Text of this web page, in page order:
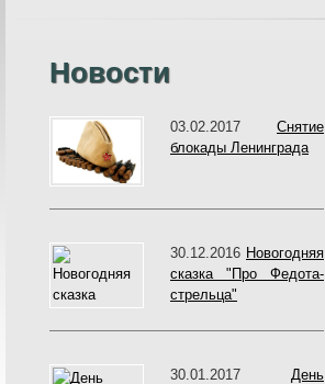
Новости
03.02.2017 Снятие
блокады Ленинграда
30.12.2016 Новогодняя
сказка "Про Федота-
стрельца"
30.01.2017 День